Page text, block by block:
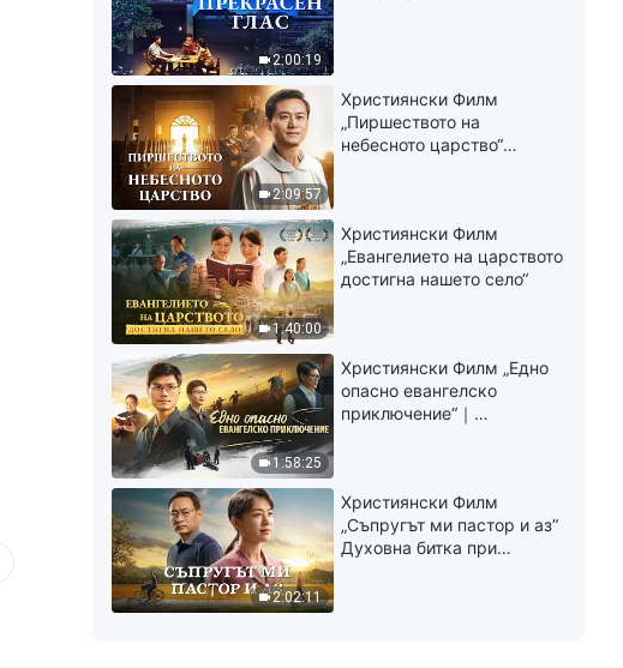
2:00:19
2:09:57
Християнски Филм
„Пиршеството на
небесното царство“
1:40:00
Християнски Филм
„Евангелието на царството
достигна нашето село“
1:58:25
Християнски Филм „Едно
опасно евангелско
приключение“｜
Исус
2:02:11
Християнски Филм
„Съпругът ми пастор и аз“
Духовна битка при